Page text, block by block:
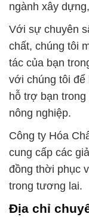
ngành xây
Với sự chuyên
chất, chúng tôi
tác của bạn
với chúng tôi để
hỗ trợ bạn
nông nghiệp.
Công ty Hóa
cung cấp các
đồng thời phục
trong tương lai.
Địa chỉ